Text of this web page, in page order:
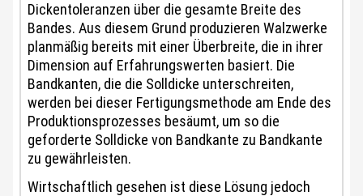
Dickentoleranzen über die gesamte Breite des
Bandes. Aus diesem Grund produzieren Walzwerke
planmäßig bereits mit einer Überbreite, die in ihrer
Dimension auf Erfahrungswerten basiert. Die
Bandkanten, die die Solldicke unterschreiten,
werden bei dieser Fertigungsmethode am Ende des
Produktionsprozesses besäumt, um so die
geforderte Solldicke von Bandkante zu Bandkante
zu gewährleisten.
Wirtschaftlich gesehen ist diese Lösung jedoch